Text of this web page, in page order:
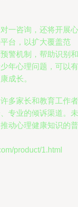
一咨询，还将开展心
台，以扩大覆盖范
警机制，帮助识别和
年心理问题，可以有
成长。
多家长和教育工作者
专业的倾诉渠道。未
动心理健康知识的普
product/1.html